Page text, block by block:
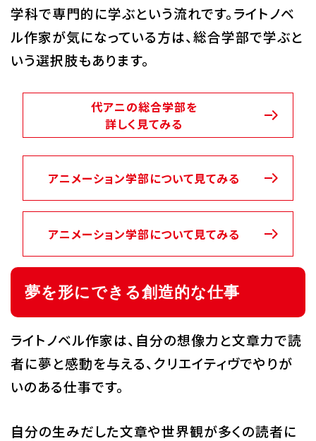
学科で専門的に学ぶという流れです。ライトノベ
ル作家が気になっている方は、総合学部で学ぶと
いう選択肢もあります。
代アニの総合学部を
詳しく見てみる
アニメーション学部について見てみる
アニメーション学部について見てみる
夢を形にできる創造的な仕事
ライトノベル作家は、自分の想像力と文章力で読
者に夢と感動を与える、クリエイティヴでやりが
いのある仕事です。
自分の生みだした文章や世界観が多くの読者に